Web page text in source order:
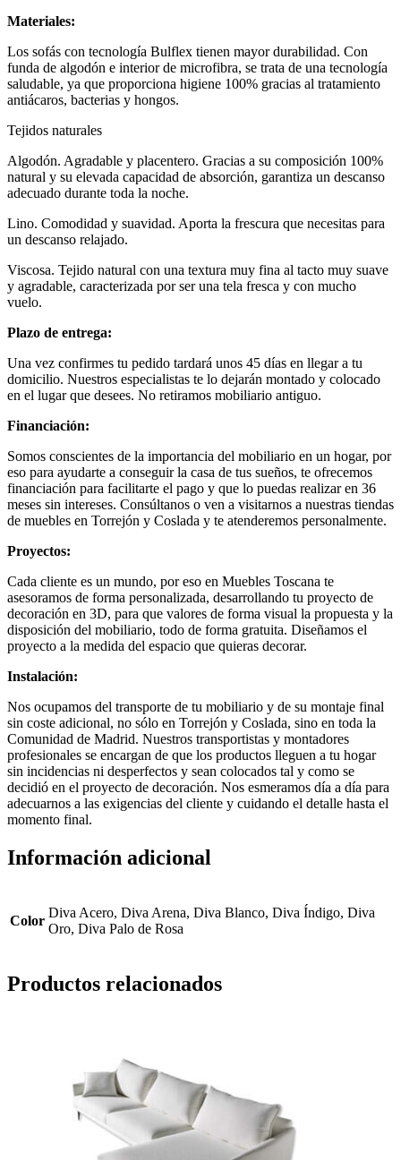
Materiales:
Los sofás con tecnología Bulflex tienen mayor durabilidad. Con
funda de algodón e interior de microfibra, se trata de una tecnología
saludable, ya que proporciona higiene 100% gracias al tratamiento
antiácaros, bacterias y hongos.
Tejidos naturales
Algodón. Agradable y placentero. Gracias a su composición 100%
natural y su elevada capacidad de absorción, garantiza un descanso
adecuado durante toda la noche.
Lino. Comodidad y suavidad. Aporta la frescura que necesitas para
un descanso relajado.
Viscosa. Tejido natural con una textura muy fina al tacto muy suave
y agradable, caracterizada por ser una tela fresca y con mucho
vuelo.
Plazo de entrega:
Una vez confirmes tu pedido tardará unos 45 días en llegar a tu
domicilio. Nuestros especialistas te lo dejarán montado y colocado
en el lugar que desees. No retiramos mobiliario antiguo.
Financiación:
Somos conscientes de la importancia del mobiliario en un hogar, por
eso para ayudarte a conseguir la casa de tus sueños, te ofrecemos
financiación para facilitarte el pago y que lo puedas realizar en 36
meses sin intereses. Consúltanos o ven a visitarnos a nuestras tiendas
de muebles en Torrejón y Coslada y te atenderemos personalmente.
Proyectos:
Cada cliente es un mundo, por eso en Muebles Toscana te
asesoramos de forma personalizada, desarrollando tu proyecto de
decoración en 3D, para que valores de forma visual la propuesta y la
disposición del mobiliario, todo de forma gratuita. Diseñamos el
proyecto a la medida del espacio que quieras decorar.
Instalación:
Nos ocupamos del transporte de tu mobiliario y de su montaje final
sin coste adicional, no sólo en Torrejón y Coslada, sino en toda la
Comunidad de Madrid. Nuestros transportistas y montadores
profesionales se encargan de que los productos lleguen a tu hogar
sin incidencias ni desperfectos y sean colocados tal y como se
decidió en el proyecto de decoración. Nos esmeramos día a día para
adecuarnos a las exigencias del cliente y cuidando el detalle hasta el
momento final.
Información adicional
Color
Diva Acero, Diva Arena, Diva Blanco, Diva Índigo, Diva
Oro, Diva Palo de Rosa
Productos relacionados